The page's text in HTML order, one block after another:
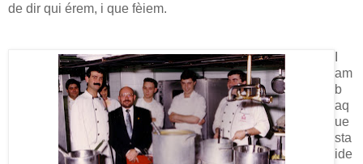
de dir qui érem, i que fèiem.
am
b
aq
ue
sta
ide